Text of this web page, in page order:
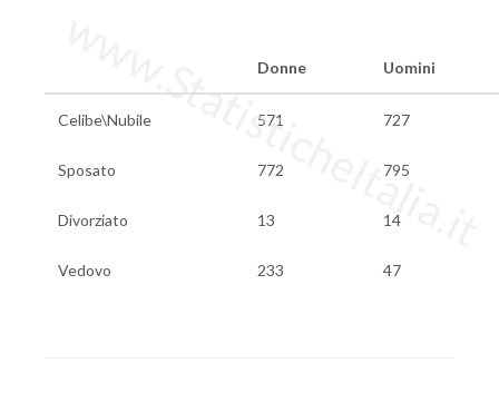
Donne Uomini
Celibe\Nubile 571 727
Sposato 772 795
Divorziato 13 14
Vedovo 233 47
www.StatisticheItalia.it